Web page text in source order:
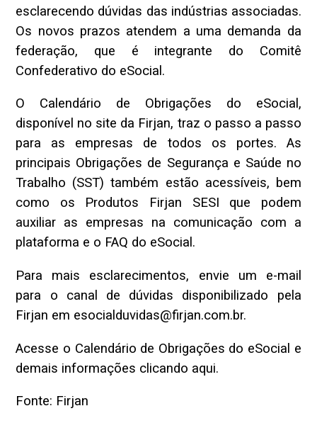
esclarecendo dúvidas das indústrias associadas.
Os novos prazos atendem a uma demanda da
federação, que é integrante do Comitê
Confederativo do eSocial.
O Calendário de Obrigações do eSocial,
disponível no site da Firjan, traz o passo a passo
para as empresas de todos os portes. As
principais Obrigações de Segurança e Saúde no
Trabalho (SST) também estão acessíveis, bem
como os Produtos Firjan SESI que podem
auxiliar as empresas na comunicação com a
plataforma e o FAQ do eSocial.
Para mais esclarecimentos, envie um e-mail
para o canal de dúvidas disponibilizado pela
Firjan em esocialduvidas@firjan.com.br.
Acesse o Calendário de Obrigações do eSocial e
demais informações clicando aqui.
Fonte: Firjan